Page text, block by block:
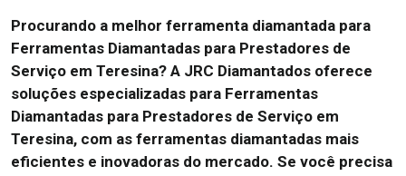
Procurando a melhor ferramenta diamantada para
Ferramentas Diamantadas para Prestadores de
Serviço em Teresina? A JRC Diamantados oferece
soluções especializadas para Ferramentas
Diamantadas para Prestadores de Serviço em
Teresina, com as ferramentas diamantadas mais
eficientes e inovadoras do mercado. Se você precisa